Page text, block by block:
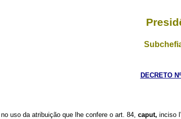
DECRETO
, no uso da atribuição que lhe confere o art. 84,caput,inciso